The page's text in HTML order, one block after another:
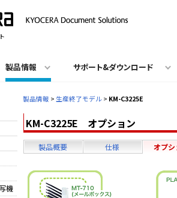
製品情報 サポート&ダウンロード
機
製品情報 > 生産終了モデル > KM-C3225E
KM-C3225E オプション
製品概要 仕様 オプ